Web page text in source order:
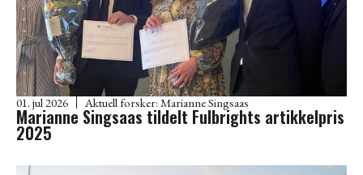
01. jul 2026 Aktuell forsker: Marianne Singsaas
Marianne Singsaas tildelt Fulbrights artikkelpris
2025